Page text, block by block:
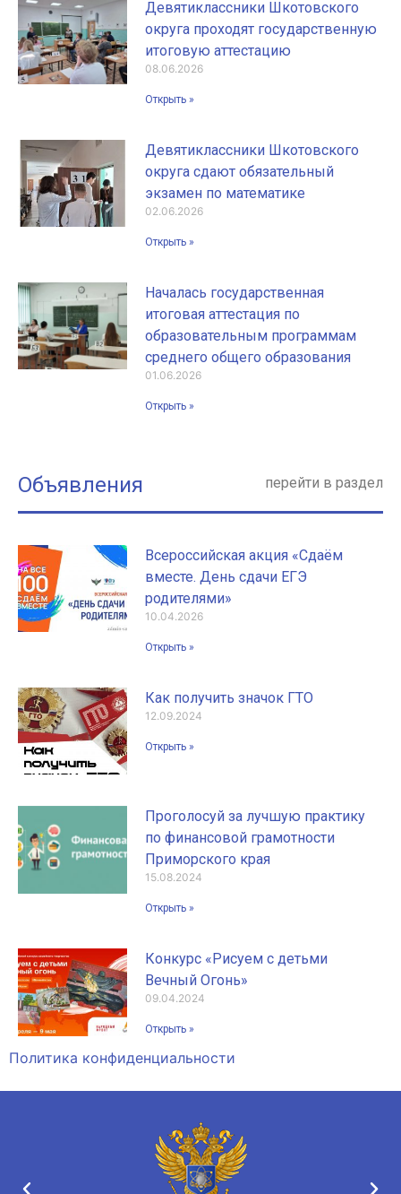
Девятиклассники Шкотовского
округа проходят государственную
итоговую аттестацию
08.06.2026
Открыть »
Девятиклассники Шкотовского
округа сдают обязательный
экзамен по математике
02.06.2026
Открыть »
Началась государственная
итоговая аттестация по
образовательным программам
среднего общего образования
01.06.2026
Открыть »
Объявления перейти в раздел
Всероссийская акция «Сдаём
вместе. День сдачи ЕГЭ
родителями»
10.04.2026
Открыть »
Как получить значок ГТО
12.09.2024
Открыть »
Проголосуй за лучшую практику
по финансовой грамотности
Приморского края
15.08.2024
Открыть »
Конкурс «Рисуем с детьми
Вечный Огонь»
09.04.2024
Открыть »
Политика конфиденциальности